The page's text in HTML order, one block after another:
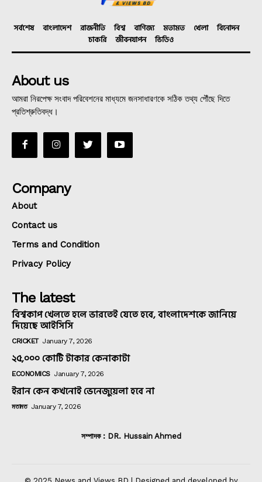
সর্বশেষ বাংলাদেশ রাজনীতি বিশ্ব বাণিজ্য মতামত খেলা
বিনোদন
চাকরি
জীবনযাপন ভিডিও
About us
আমরা নিরপেক্ষ সংবাদ পরিবেশনের মাধ্যমে জনসাধারণকে সঠিক তথ্য পৌঁছে দিতে
প্রতিশ্রুতিবদ্ধ।
Company
About
Contact us
Terms and Condition
Privacy Policy
The latest
বিশ্বকাপ খেলতে হলে ভারতেই যেতে হবে, বাংলাদেশকে জানিয়ে
দিয়েছে আইসিসি
CRICKET January 7, 2026
২৫,০০০ কোটি টাকার কেনাকাটা
ECONOMICS January 7, 2026
ইরান কেন কখনোই ভেনেজুয়েলা হবে না
মতামত January 7, 2026
সম্পাদক : DR. Hussain Ahmed